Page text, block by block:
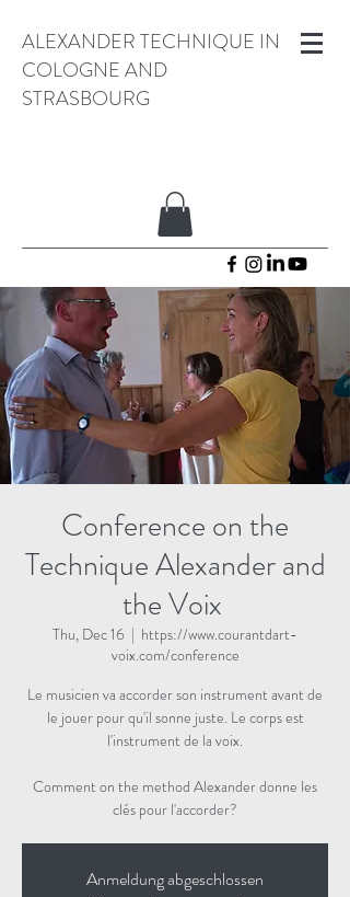
ALEXANDER TECHNIQUE IN
COLOGNE AND
STRASBOURG
Conference on the
Technique Alexander and
the Voix
Thu, Dec 16
  |
https://www.courantdart-
voix.com/conference
Le musicien va accorder son instrument avant de
le jouer pour qu'il sonne juste. Le corps est
l'instrument de la voix.
Comment on the method Alexander donne les
clés pour l'accorder?
Anmeldung abgeschlossen